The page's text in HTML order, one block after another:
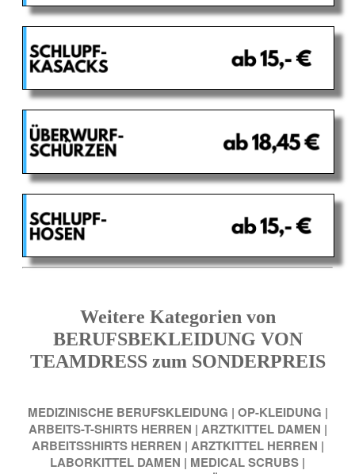
Weitere Kategorien von
BERUFSBEKLEIDUNG VON
TEAMDRESS zum SONDERPREIS
MEDIZINISCHE BERUFSKLEIDUNG | OP-KLEIDUNG |
ARBEITS-T-SHIRTS HERREN | ARZTKITTEL DAMEN |
ARBEITSSHIRTS HERREN | ARZTKITTEL HERREN |
LABORKITTEL DAMEN | MEDICAL SCRUBS |